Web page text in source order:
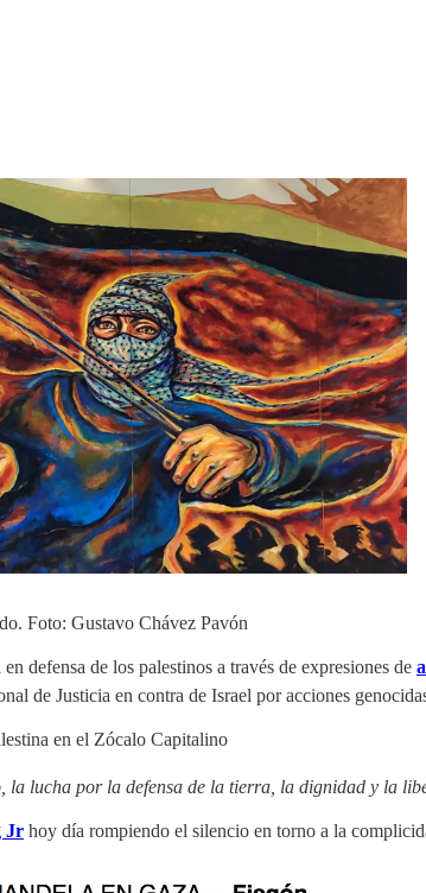
Foto: Gustavo Chávez Pavón
defensa de los palestinos a través de expresiones de
de Justicia en contra de Israel por acciones
en el Zócalo Capitalino
la lucha por la defensa de la tierra, la dignidad y la
Jr hoy día rompiendo el silencio en torno a la